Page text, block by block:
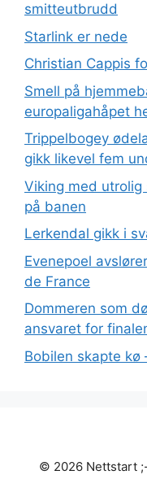
smitteutbrudd
Starlink er nede
Christian Cappis
Smell på
europaligahåpet
Trippelbogey
gikk likevel fem
Viking med utrolig
på banen
Lerkendal gikk i
Evenepoel
de France
Dommeren som
ansvaret for
Bobilen skapte kø
© 2026 Nettstart